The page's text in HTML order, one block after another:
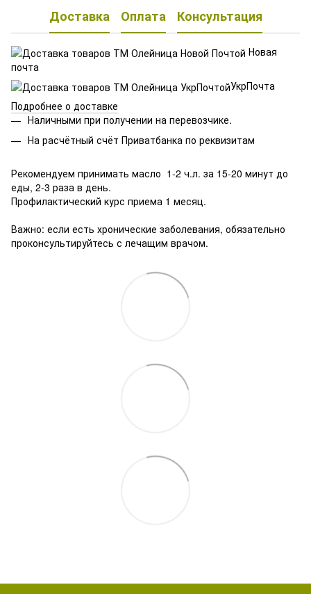
Доставка Оплата Консультация
Новая
почта
УкрПочта
Подробнее о доставке
Наличными при получении на перевозчике.
На расчётный счёт Приватбанка по реквизитам
Рекомендуем принимать масло 1-2 ч.л. за 15-20 минут до
еды, 2-3 раза в день.
Профилактический курс приема 1 месяц.
Важно: если есть хронические заболевания, обязательно
проконсультируйтесь с лечащим врачом.